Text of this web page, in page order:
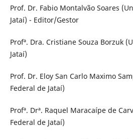
Prof. Dr. Fabio Montalvão Soares
Jataí) - Editor/Gestor
Profª. Dra. Cristiane Souza Borzuk
Jataí)
Prof. Dr. Eloy San Carlo Maximo
Federal de Jataí)
Profª. Drª. Raquel Maracaípe de
Federal de Jataí)